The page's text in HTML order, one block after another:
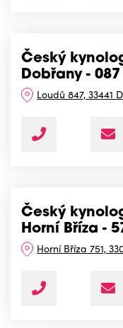
Český
Dobřany - 087
Loudů 847, 33441
Český
Horní Bříza -
Horní Bříza 751,